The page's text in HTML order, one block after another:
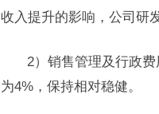
收入提升的影响，公司研
2）销售管理及行政
为4%，保持相对稳健。